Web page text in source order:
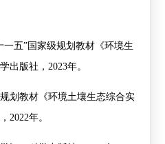
一五”国家级规划教材《环境生
出版社， 2023年。
划教材《环境土壤生态综合实
2022年。